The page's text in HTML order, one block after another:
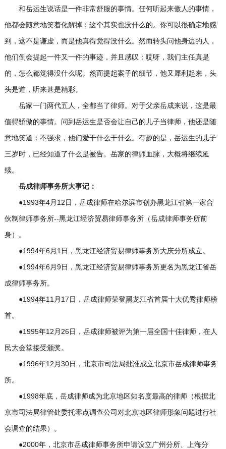
和岳运生说话是一件非常舒服的事情。任何听起来傲人的事情，
他都会随意地笑着化解掉：这个其实也没什么的。你可以很确定地感
到，这不是谦虚，而是他真得觉得没什么。然而转头问他身边的人，
他们倒会提起一件又一件的事迹，并且感叹：哎呀，我们主任真是
的，怎么都觉得没什么呢。然而提起案子的细节，他又犀利起来，头
头是道，听来甚是精彩。
岳家一门两代五人，全都当了律师。对于父亲岳成来说，这是最
值得骄傲的事情。问到岳运生是否会让自己的儿子当律师，他还是随
意地笑道：不强求，他们爱干什么干什么。有趣的是，岳运生的儿子
三岁时，已经知道了什么是被告。岳家的律师血脉，大概将继续延
续。
岳成律师事务所大事记：
●1993年4月12日，岳成律师在哈尔滨市创办黑龙江省第一家合
伙制律师事务所--黑龙江经济贸易律师事务所（岳成律师事务所前
身）。
●1994年6月1日，黑龙江经济贸易律师事务所大庆分所成立。
●1994年6月9日，黑龙江经济贸易律师事务所更名为黑龙江省岳
成律师事务所。
●1994年11月17日，岳成律师荣登黑龙江省首届十大优秀律师榜
首。
●1995年12月26日，岳成律师被评为第一届全国十佳律师，在人
民大会堂接受颁奖。
●1996年12月30日，北京市司法局批准成立北京市岳成律师事务
所。
●1998年底，岳成律师成为北京地区知名度最高的律师（根据北
京市司法局律管处委托零点调查公司对北京地区律师形象问题进行社
会调查的结果）。
●2000年，北京市岳成律师事务所申请设立广州分所、上海分